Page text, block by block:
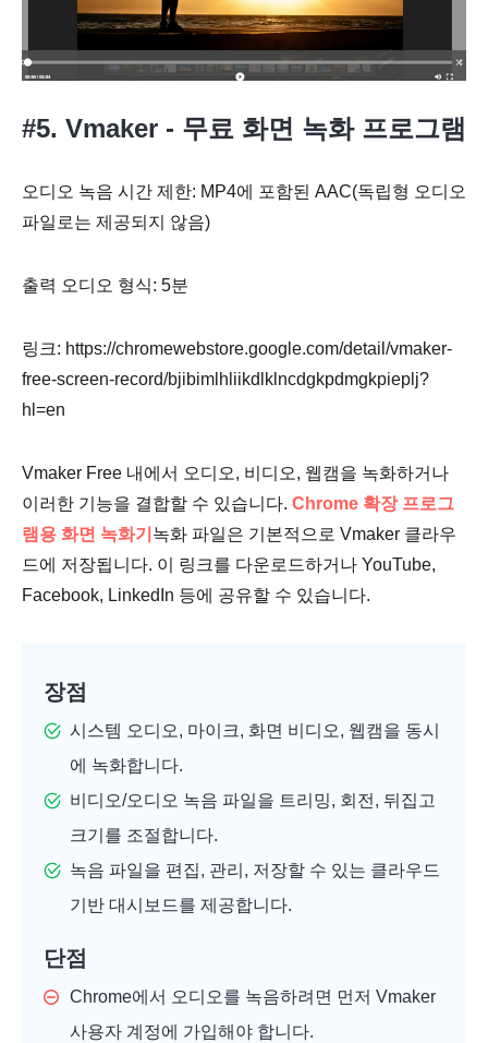
#5. Vmaker - 무료 화면 녹화 프로그램
오디오 녹음 시간 제한: MP4에 포함된 AAC(독립형 오디오
파일로는 제공되지 않음)
출력 오디오 형식: 5분
링크: https://chromewebstore.google.com/detail/vmaker-
free-screen-record/bjibimlhliikdlklncdgkpdmgkpieplj?
hl=en
Vmaker Free 내에서 오디오, 비디오, 웹캠을 녹화하거나
이러한 기능을 결합할 수 있습니다. Chrome 확장 프로그
램용 화면 녹화기 녹화 파일은 기본적으로 Vmaker 클라우
드에 저장됩니다. 이 링크를 다운로드하거나 YouTube,
Facebook, LinkedIn 등에 공유할 수 있습니다.
장점
시스템 오디오, 마이크, 화면 비디오, 웹캠을 동시
에 녹화합니다.
비디오/오디오 녹음 파일을 트리밍, 회전, 뒤집고
크기를 조절합니다.
녹음 파일을 편집, 관리, 저장할 수 있는 클라우드
기반 대시보드를 제공합니다.
단점
Chrome에서 오디오를 녹음하려면 먼저 Vmaker
사용자 계정에 가입해야 합니다.